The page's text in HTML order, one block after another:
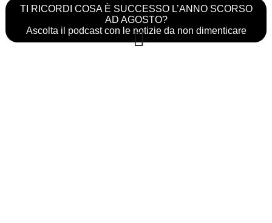
TI RICORDI COSA È SUCCESSO L’ANNO SCORSO
AD AGOSTO?
Ascolta il podcast con le notizie da non dimenticare